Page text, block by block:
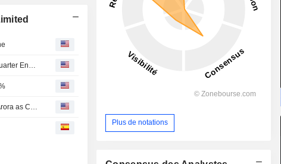
Adani Green Energy Limited Reports Earnings Results for the First Quarter Ended June 30, 2026
Adani Green Energy Limited Announces Appointment of Poly Singh Arora as Chief People Officer, Effective July 22, 2026
Plus de notations